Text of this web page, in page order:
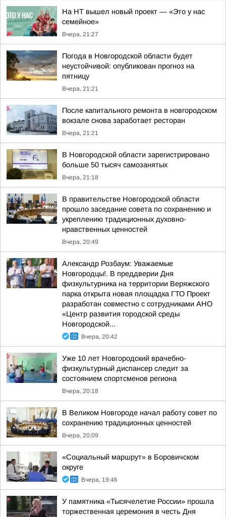
На НТ вышел новый проект — «Это у нас
семейное»
Вчера, 21:27
Погода в Новгородской области будет
неустойчивой: опубликован прогноз на
пятницу
Вчера, 21:21
После капитального ремонта в новгородском
вокзале снова заработает ресторан
Вчера, 21:21
В Новгородской области зарегистрировано
больше 50 тысяч самозанятых
Вчера, 21:18
В правительстве Новгородской области
прошло заседание совета по сохранению и
укреплению традиционных духовно-
нравственных ценностей
Вчера, 20:49
Александр Розбаум: Уважаемые
Новгородцы!. В преддверии Дня
физкультурника на территории Веряжского
парка открыта новая площадка ГТО Проект
разработан совместно с сотрудниками АНО
«Центр развития городской среды
Новгородской...
Вчера, 20:42
Уже 10 лет Новгородский врачебно-
физкультурный диспансер следит за
состоянием спортсменов региона
Вчера, 20:18
В Великом Новгороде начал работу совет по
сохранению традиционных ценностей
Вчера, 20:09
«Социальный маршрут» в Боровичском
округе
Вчера, 19:46
У памятника «Тысячелетие России» прошла
торжественная церемония в честь Дня